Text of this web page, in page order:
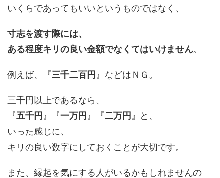
いくらであってもいいというものではなく、
寸志を渡す際には、
ある程度キリの良い金額でなくてはいけません。
例えば、『三千二百円 』などはＮＧ。
三千円以上であるなら、
『五千円 』『一万円 』『二万円 』と、
いった感じに、
キリの良い数字にしておくことが大切です。
また、縁起を気にする人がいるかもしれませんの